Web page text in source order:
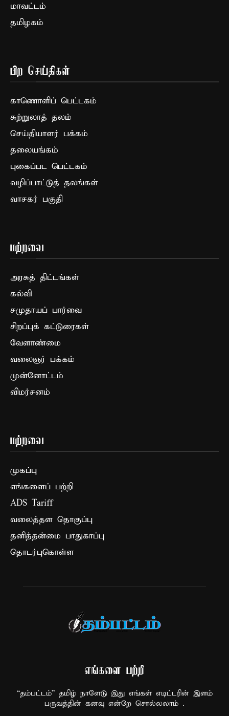
மாவட்டம்
தமிழகம்
பிற செய்திகள்
காணொளிப் பெட்டகம்
சுற்றுலாத் தலம்
செய்தியாளர் பக்கம்
தலையங்கம்
புகைப்பட பெட்டகம்
வழிப்பாட்டுத் தலங்கள்
வாசகர் பகுதி
மற்றவை
அரசுத் திட்டங்கள்
கல்வி
சமுதாயப் பார்வை
சிறப்புக் கட்டுரைகள்
வேளாண்மை
வலைஞர் பக்கம்
முன்னோட்டம்
விமர்சனம்
மற்றவை
முகப்பு
எங்களைப் பற்றி
ADS Tariff
வலைத்தள தொகுப்பு
தனித்தன்மை பாதுகாப்பு
தொடர்புகொள்ள
எங்களை பற்றி
“தம்பட்டம்” தமிழ் நாளேடு இது எங்கள் எடிட்டரின் இளம்
பருவத்தின் கனவு என்றே சொல்லலாம் .